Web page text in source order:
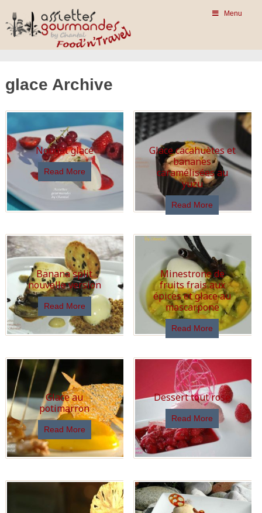
Menu
glace Archive
Nougat glacé
Read More
Glace cacahuètes et
bananes
caramélisées au
yuzu
Read More
Banana split
nouvelle version
Read More
Minestrone de
fruits frais aux
épices et glace au
mascarpone
Read More
Glace au
potimarron
Read More
Dessert tout rose
Read More